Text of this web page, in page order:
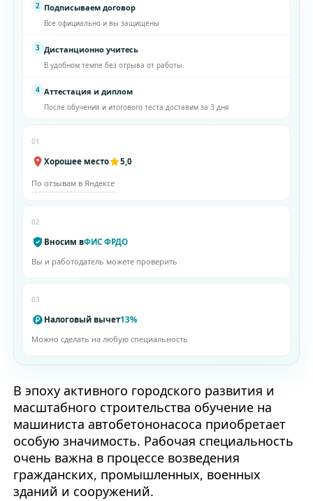
2 Подписываем договор
Все официально и вы защищены
3 Дистанционно учитесь
В удобном темпе без отрыва от работы
4 Аттестация и диплом
После обучения и итогового теста доставим за 3 дня
01
Хорошее место 5,0
По отзывам в Яндексе
02
Вносим вФИС ФРДО
Вы и работодатель можете проверить
03
Налоговый вычет13%
Можно сделать на любую специальность
В эпоху активного городского развития и
масштабного строительства обучение на
машиниста автобетононасоса приобретает
особую значимость. Рабочая специальность
очень важна в процессе возведения
гражданских, промышленных, военных
зданий и сооружений.